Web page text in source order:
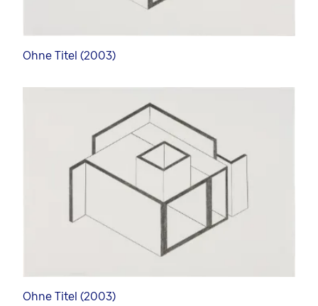
Ohne Titel (2003)
Ohne Titel (2003)